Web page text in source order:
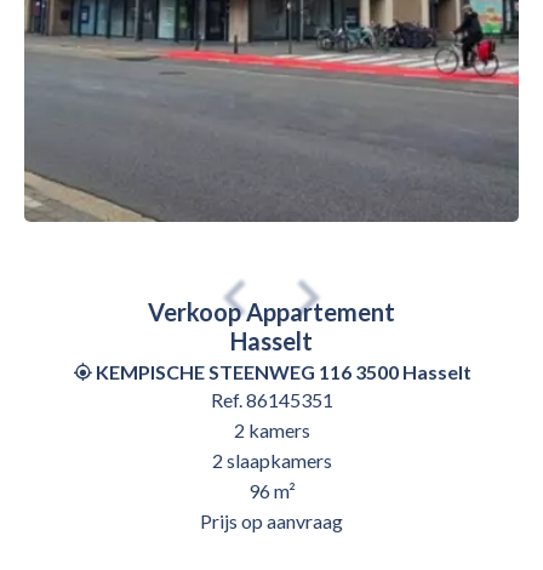
Verkoop Appartement
Hasselt
KEMPISCHE STEENWEG 116 3500 Hasselt
Ref. 86145351
2 kamers
2 slaapkamers
96 m²
Prijs op aanvraag